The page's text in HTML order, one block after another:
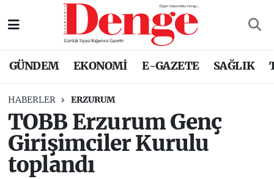
GÜNDEM EKONOMİ E-GAZETE SAĞLIK
HABERLER ERZURUM
TOBB Erzurum Genç
Girişimciler Kurulu
toplandı
Nöbetçi Eczaneler
Süper Lig Puan Durumu ve Fikstür
Tüm Manşetler